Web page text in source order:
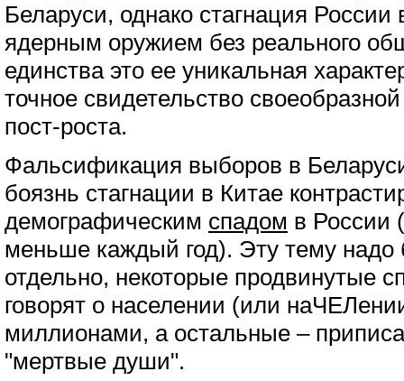
Беларуси, однако стагнация
ядерным оружием без реального
единства это ее уникальная
точное свидетельство
пост-роста.
Фальсификация выборов в
боязнь стагнации в Китае
демографическим спадом в России
меньше каждый год). Эту тему надо
отдельно, некоторые продвинутые
говорят о населении (или
миллионами, а остальные –
"мертвые души".